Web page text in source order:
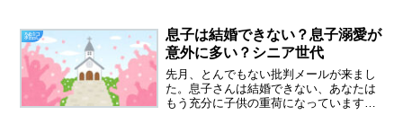
のワクチンは接種するべき？あるアンケ
ート結果では７０パーセン...
雑記
息子は結婚できない？息子溺愛が
意外に多い？シニア世代
先月、とんでもない批判メールが来まし
た。息子さんは結婚できない、あなたは
もう充分に子供の重荷になっていますよ